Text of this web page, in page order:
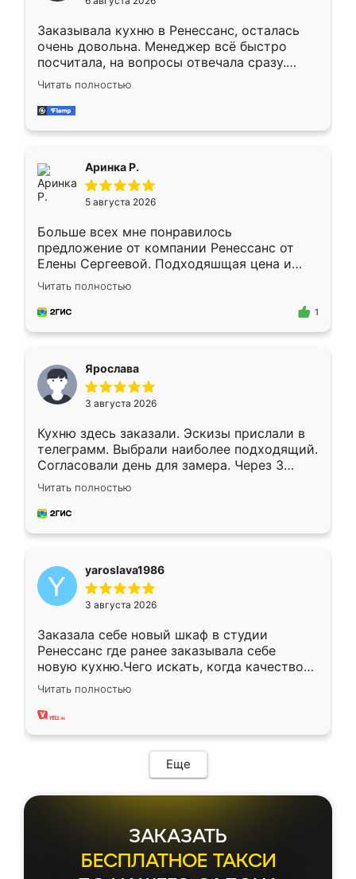
мебели буду заказывать только здесь.
Заказывала кухню в Ренессанс, осталась
очень довольна. Менеджер всё быстро
посчитала, на вопросы отвечала сразу.
Замерщик приехал в субботу, подошёл к
делу со всей ответственностью. Собрали
за день, ребята работали аккуратно, даже
Читать полностью
Аринка Р.
5 августа 2026
Больше всех мне понравилось
предложение от компании Ренессанс от
Елены Сергеевой. Подходяшщая цена и
короткие сроки изготовления. Приехавший
для замера сотрудник Владислав
предложил по моему эскизу самый
Читать полностью
1
Ярослава
3 августа 2026
Кухню здесь заказали. Эскизы прислали в
телеграмм. Выбрали наиболее подходящий.
Согласовали день для замера. Через 3
недели кухня была уже готова. Остались
довольны работой. Спасибо Ренессанс
мебель за качественную работу!
Читать полностью
yaroslava1986
3 августа 2026
Заказала себе новый шкаф в студии
Ренессанс где ранее заказывала себе
новую кухню.Чего искать, когда качеством
вполне довольна. Служит кухня уже почти
два года, нареканий нет.
Читать полностью
Еще
ЗАКАЗАТЬ
БЕСПЛАТНОЕ ТАКСИ